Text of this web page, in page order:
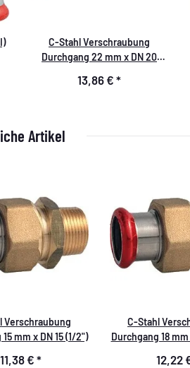
C-Stahl Verschraubung
Durchgang 22 mm x DN 20
13,86 € *
Artikel
Verschraubung
mm x DN 15 (1/2")
11,38 € *
C-Stahl
Durchgang 18 mm
12,22